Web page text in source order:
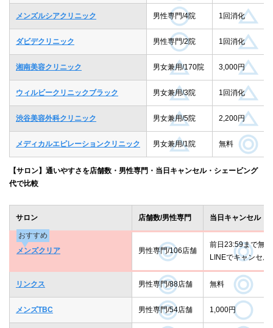
メンズルシアクリニック 男性専門/4院 1回消化
ダビデクリニック 男性専門/2院 1回消化
湘南美容クリニック 男女兼用/170院 3,000円
ウィルビークリニックブラック 男女兼用/3院 1回消化
渋谷美容外科クリニック 男女兼用/5院 2,200円
メディカルエピレーションクリニック 男女兼用/1院 無料
【サロン】通いやすさを店舗数・男性専門・当日キャンセル・シェービング
代で比較
サロン 店舗数/男性専門 当日キャンセル
おすすめ
メンズクリア
男性専門/106店舗
前日23:59まで無料
LINEでキャンセル
リンクス 男性専門/88店舗 無料
メンズTBC 男性専門/54店舗 1,000円